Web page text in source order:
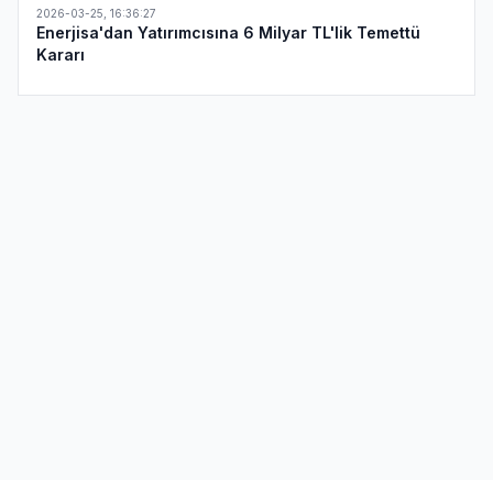
2026-03-25 16:36:27
Enerjisa'dan Yatırımcısına 6 Milyar TL'lik Temettü
Kararı